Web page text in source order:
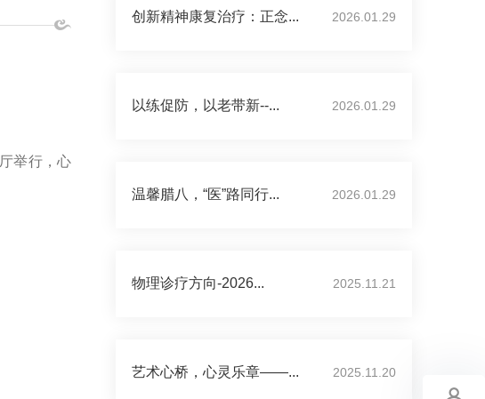
举行，心
创新精神康复治疗：正念... 2026.01.29
以练促防，以老带新--... 2026.01.29
温馨腊八，“医”路同行... 2026.01.29
物理诊疗方向-2026... 2025.11.21
艺术心桥，心灵乐章——... 2025.11.20